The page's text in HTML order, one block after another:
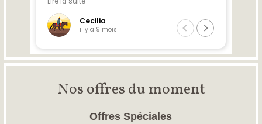
Nos offres du moment
Offres Spéciales